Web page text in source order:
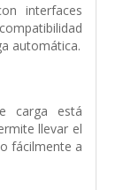
interfaces
automática.
carga está
llevar el
fácilmente a